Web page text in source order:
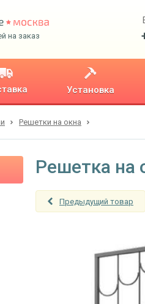
на заказ
Установка
Решетки на окна
Решетка на
Предыдущий товар